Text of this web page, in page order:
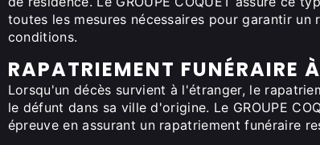
toutes les mesures nécessaires pour garantir
conditions.
RAPATRIEMENT FUNÉRAIRE
Lorsqu'un décès survient à l'étranger, le
le défunt dans sa ville d'origine. Le GROUPE
épreuve en assurant un rapatriement funéraire